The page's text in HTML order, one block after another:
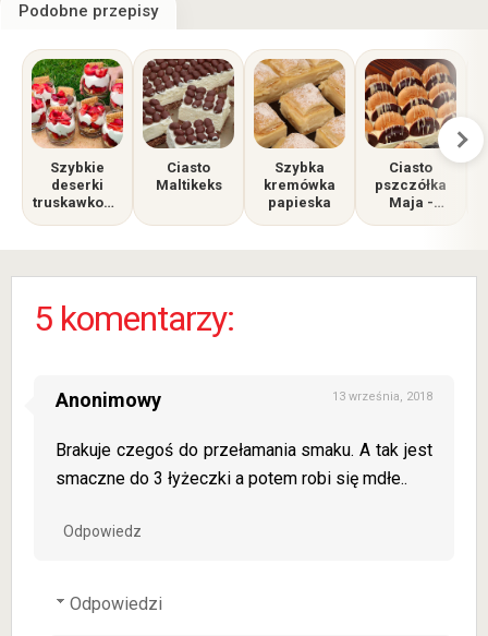
Podobne przepisy
Szybkie
deserki
truskawkowe
Ciasto
Maltikeks
Szybka
kremówka
papieska
Ciasto
pszczółka
Maja -
smakiem,
5 komentarzy:
Anonimowy 13 września, 2018
Brakuje czegoś do przełamania smaku. A tak jest
smaczne do 3 łyżeczki a potem robi się mdłe..
Odpowiedz
Odpowiedzi